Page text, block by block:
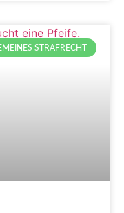
STRAFRECHT